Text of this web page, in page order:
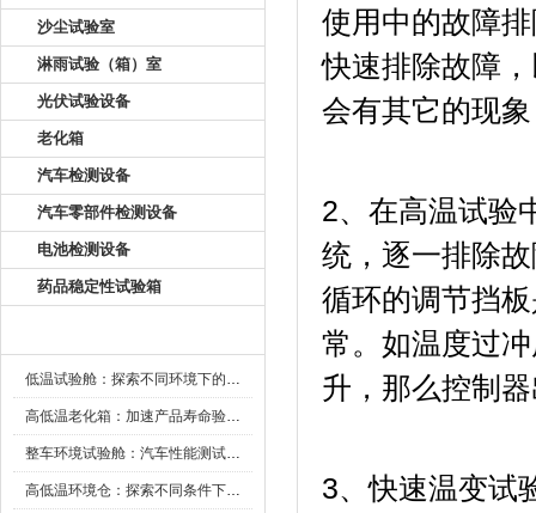
沙尘试验室
淋雨试验（箱）室
光伏试验设备
老化箱
汽车检测设备
汽车零部件检测设备
电池检测设备
药品稳定性试验箱
低温试验舱：探索不同环境下的科技边界
高低温老化箱：加速产品寿命验证的可靠伙伴
整车环境试验舱：汽车性能测试的设备
高低温环境仓：探索不同条件下的科学奥秘
使用中的故障排
快速排除故障
会有其它的现象
2、在高温试验
统，逐一排除
循环的调节挡板
常。如温度
升，那么控制
3、快速温变